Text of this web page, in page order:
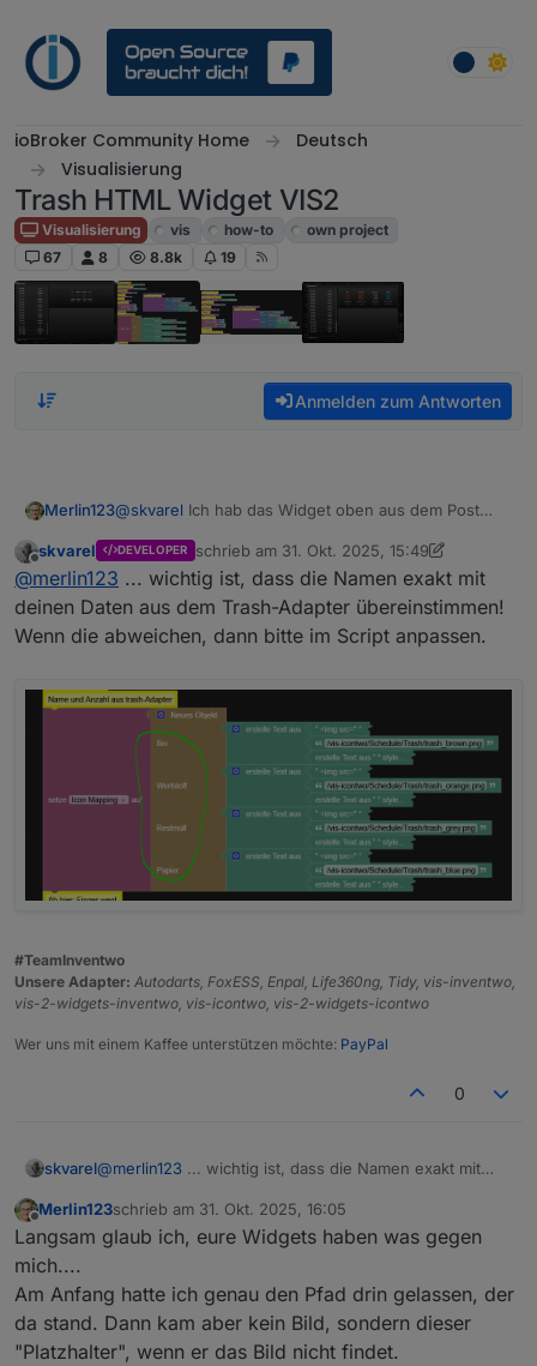
ioBroker Community Home
Deutsch
Visualisierung
Trash HTML Widget VIS2
Visualisierung vis how-to
own project
67
8 8.8k 19
Anmelden zum Antworten
Merlin123@skvarel Ich hab das Widget oben aus dem Post
Ich denke, das ist irgendwas mit den Pfaden.
Wenn ich in einem Image-Widget das Bild auswähle
sieht das so aus:
Das bild wird dann angezeigt.
Wenn ich euer Widget nehme (also neu in die View
ziehe), dann Inhaltstyp Bild auswähle, dann über die
Auswahl das Icon auswähle sieht es so aus:
Das wird also da auch nicht dargestellt.
Vermutlich aus dem gleichen Grund klappt es mit
dem Script auch nicht.
Offline
skvarel DEVELOPER schrieb am 31. Okt. 2025, 15:49
zuletzt editiert von skvarel
@merlin123 ... wichtig ist, dass die Namen exakt mit
deinen Daten aus dem Trash-Adapter übereinstimmen!
Wenn die abweichen, dann bitte im Script anpassen.
#TeamInventwo
Unsere Adapter: Autodarts, FoxESS, Enpal, Life360ng, Tidy, vis-inventwo,
vis-2-widgets-inventwo, vis-icontwo, vis-2-widgets-icontwo
Wer uns mit einem Kaffee unterstützen möchte: PayPal
0
skvarel@merlin123 ... wichtig ist, dass die Namen exakt mit
Wenn die abweichen, dann bitte im Script anpassen.
Merlin123schrieb am 31. Okt. 2025, 16:05
zuletzt editiert von
Langsam glaub ich, eure Widgets haben was gegen
mich....
Am Anfang hatte ich genau den Pfad drin gelassen, der
da stand. Dann kam aber kein Bild, sondern dieser
"Platzhalter", wenn er das Bild nicht findet.